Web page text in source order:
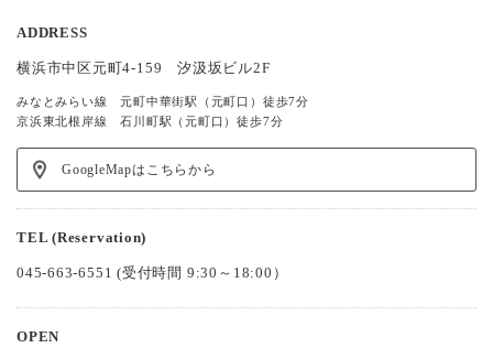
ADDRESS
横浜市中区元町4-159 汐汲坂ビル2F
みなとみらい線 元町中華街駅（元町口）徒歩7分
京浜東北根岸線 石川町駅（元町口）徒歩7分
GoogleMapはこちらから
TEL (Reservation)
045-663-6551 (受付時間 9:30～18:00）
OPEN